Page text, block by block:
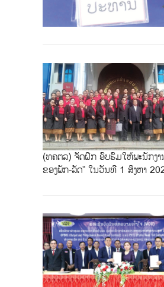
(ທຄຕລ) ຈັດຝຶກ ອົບຮົມໃຫ້ພະນັກງາ
ຂອງພັກ-ລັດ” ໃນວັນທີ 1 ສິງຫາ